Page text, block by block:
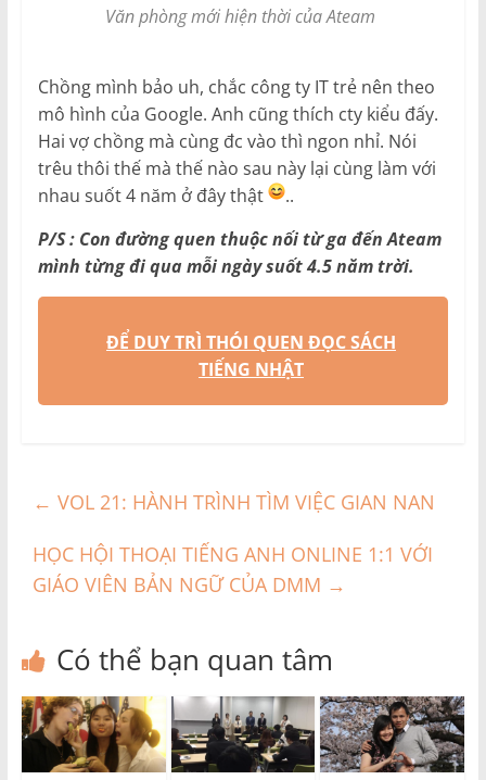
Văn phòng mới hiện thời của Ateam
Chồng mình bảo uh, chắc công ty IT trẻ nên theo
mô hình của Google. Anh cũng thích cty kiểu đấy.
Hai vợ chồng mà cùng đc vào thì ngon nhỉ. Nói
trêu thôi thế mà thế nào sau này lại cùng làm với
nhau suốt 4 năm ở đây thật
..
P/S : Con đường quen thuộc nối từ ga đến Ateam
mình từng đi qua mỗi ngày suốt 4.5 năm trời.
ĐỂ DUY TRÌ THÓI QUEN ĐỌC SÁCH
TIẾNG NHẬT
← VOL 21: HÀNH TRÌNH TÌM VIỆC GIAN NAN
HỌC HỘI THOẠI TIẾNG ANH ONLINE 1:1 VỚI
GIÁO VIÊN BẢN NGỮ CỦA DMM →
Có thể bạn quan tâm